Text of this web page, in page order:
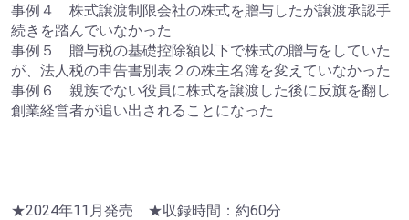
事例４ 株式譲渡制限会社の株式を贈与したが譲渡承認手
続きを踏んでいなかった
事例５ 贈与税の基礎控除額以下で株式の贈与をしていた
が、法人税の申告書別表２の株主名簿を変えていなかった
事例６ 親族でない役員に株式を譲渡した後に反旗を翻し
創業経営者が追い出されることになった
★2024年11月発売 ★収録時間：約60分